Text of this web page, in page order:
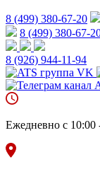
8 (499) 380-67-20
8 (499) 380-67-
8 (926) 944-11-94
Ежедневно с 10:00